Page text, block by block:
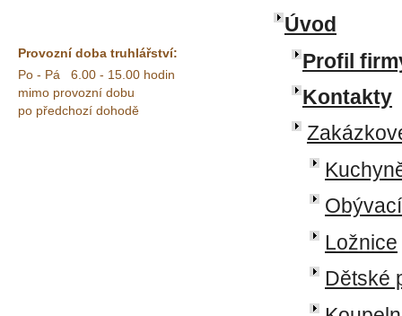
Úvod
Profil
Kontakty
Ložnice
Dětské
Provozní doba truhlářství:
Po - Pá 6.00 - 15.00 hodin
mimo provozní dobu
po předchozí dohodě